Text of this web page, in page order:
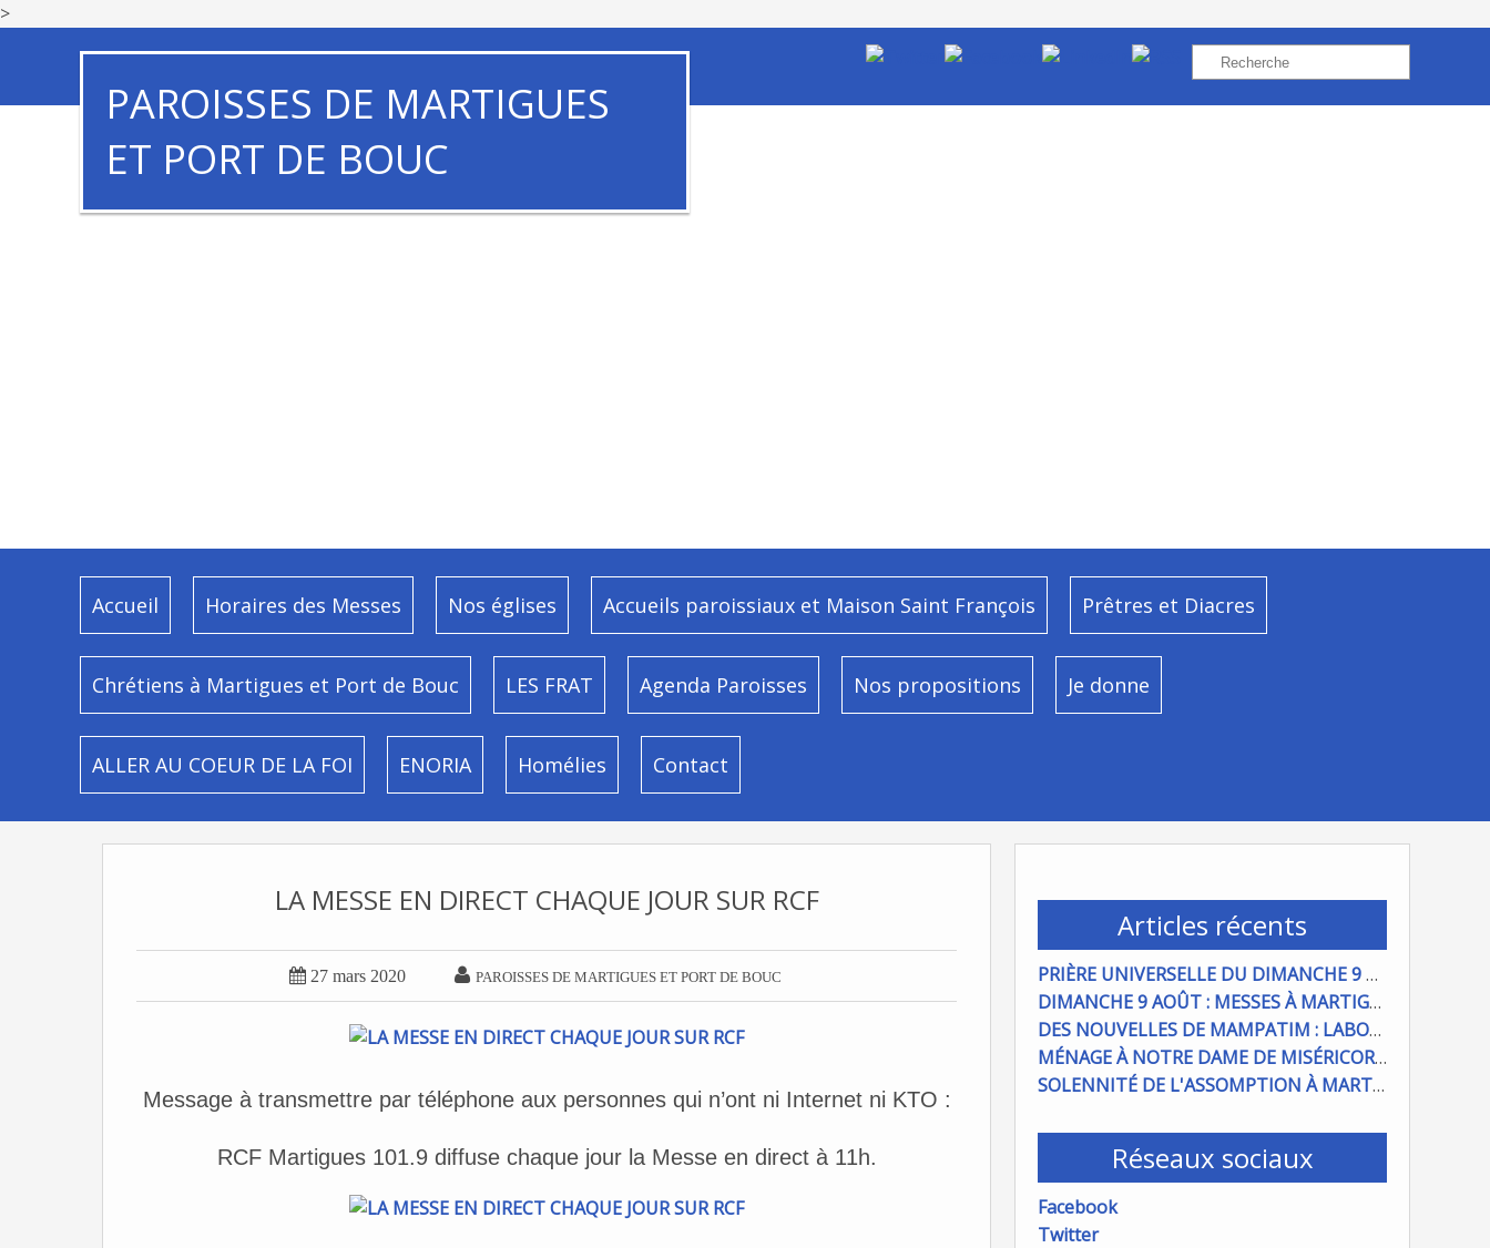
>
PAROISSES DE MARTIGUES
ET PORT DE BOUC
Accueil Horaires des Messes Nos églises Accueils paroissiaux et Maison Saint François Prêtres et Diacres
Chrétiens à Martigues et Port de Bouc LES FRAT Agenda Paroisses Nos propositions Je donne
ALLER AU COEUR DE LA FOI ENORIA Homélies Contact
Articles récents
PRIÈRE UNIVERSELLE DU DIMANCHE 9 AOÜT
DIMANCHE 9 AOÛT : MESSES À MARTIGUES ET PORT DE BOUC
DES NOUVELLES DE MAMPATIM : LABOUR DU CHAMP PAROISSIAL
MÉNAGE À NOTRE DAME DE MISÉRICORDE : ON COMPTE SUR VOUS !
SOLENNITÉ DE L'ASSOMPTION À MARTIGUES ET PORT DE BOUC
Réseaux sociaux
Facebook
Twitter
LA MESSE EN DIRECT CHAQUE JOUR SUR RCF
 27 mars 2020  PAROISSES DE MARTIGUES ET PORT DE BOUC
Message à transmettre par téléphone aux personnes qui n’ont ni Internet ni KTO :
RCF Martigues 101.9 diffuse chaque jour la Messe en direct à 11h.